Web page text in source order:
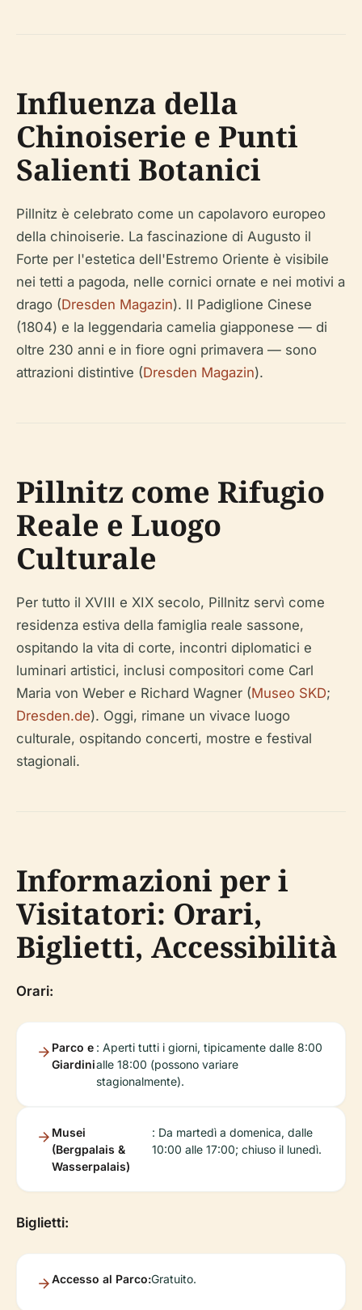
Influenza della
Chinoiserie e Punti
Salienti Botanici
Pillnitz è celebrato come un capolavoro europeo
della chinoiserie. La fascinazione di Augusto il
Forte per l'estetica dell'Estremo Oriente è visibile
nei tetti a pagoda, nelle cornici ornate e nei motivi a
drago (Dresden Magazin). Il Padiglione Cinese
(1804) e la leggendaria camelia giapponese — di
oltre 230 anni e in fiore ogni primavera — sono
attrazioni distintive (Dresden Magazin).
Pillnitz come Rifugio
Reale e Luogo
Culturale
Per tutto il XVIII e XIX secolo, Pillnitz servì come
residenza estiva della famiglia reale sassone,
ospitando la vita di corte, incontri diplomatici e
luminari artistici, inclusi compositori come Carl
Maria von Weber e Richard Wagner (Museo SKD;
Dresden.de). Oggi, rimane un vivace luogo
culturale, ospitando concerti, mostre e festival
stagionali.
Informazioni per i
Visitatori: Orari,
Biglietti, Accessibilità
Orari:
Parco e
Giardini
: Aperti tutti i giorni, tipicamente dalle 8:00
alle 18:00 (possono variare
stagionalmente).
Musei
(Bergpalais &
Wasserpalais)
: Da martedì a domenica, dalle
10:00 alle 17:00; chiuso il lunedì.
Biglietti:
Accesso al Parco:Gratuito.